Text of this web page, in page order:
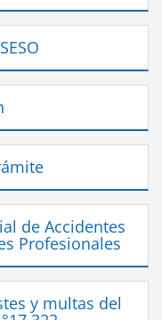
de Accidentes
Profesionales
y multas del